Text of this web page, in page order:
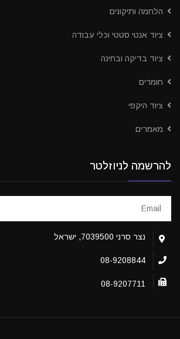
הלחמה ותיקונים
ציוד אנטי סטטי וכלי עבודה
ציוד בדיקה ובחינה
חומרים
ציוד היקפי
מאמרים
להרשמה לניוזלטר
נצר סרני 7039500, ישראל
08-9208844
08-9207711